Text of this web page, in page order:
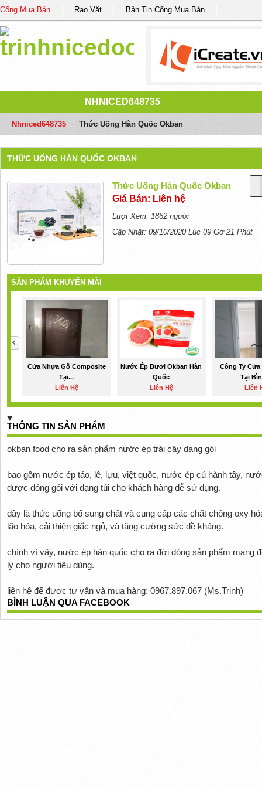
Cổng Mua Bán Rao Vặt Bản Tin Cổng Mua Bán
NHNICED648735
Nhniced648735 Thức Uống Hàn Quốc Okban
THỨC UỐNG HÀN QUỐC OKBAN
Thức Uống Hàn Quốc Okban
Giá Bán: Liên hệ
Lượt Xem: 1862 người
Cập Nhật: 09/10/2020 Lúc 09 Gờ 21 Phút
SẢN PHẨM KHUYẾN MÃI
Cửa Nhựa Gỗ Composite
Tại...
Liên Hệ
Nước Ép Bưởi Okban Hàn
Quốc
Liên Hệ
Công Ty Cửa
Tại
Liên
THÔNG TIN SẢN PHẨM
okban food cho ra sản phẩm nước ép trái cây dạng gói
bao gồm nước ép táo, lê, lựu, việt quốc, nước ép củ hành tây,
được đóng gói với dạng túi cho khách hàng dễ sử dụng.
đây là thức uống bổ sung chất và cung cấp các chất chống oxy
lão hóa, cải thiện giấc ngủ, và tăng cường sức đề kháng.
chính vì vậy, nước ép hàn quốc cho ra đời dòng sản phẩm mang
lý cho người tiêu dùng.
liên hệ để được tư vấn và mua hàng: 0967.897.067 (Ms.Trinh)
BÌNH LUẬN QUA FACEBOOK